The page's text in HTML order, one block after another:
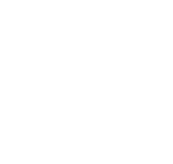
para os sistemas de saúde”